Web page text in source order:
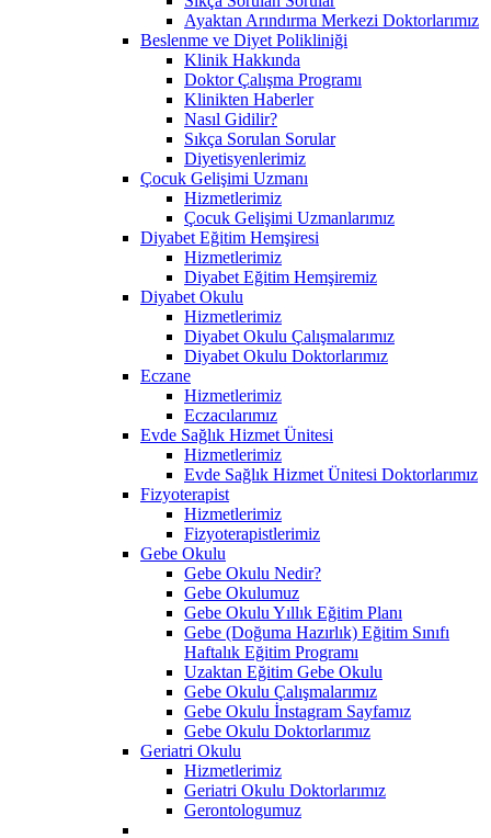
Ayaktan Arındırma Merkezi Doktorlarımız
Beslenme ve Diyet Polikliniği
Klinik Hakkında
Doktor Çalışma Programı
Klinikten Haberler
Nasıl Gidilir?
Sıkça Sorulan Sorular
Diyetisyenlerimiz
Çocuk Gelişimi Uzmanı
Hizmetlerimiz
Çocuk Gelişimi Uzmanlarımız
Diyabet Eğitim Hemşiresi
Hizmetlerimiz
Diyabet Eğitim Hemşiremiz
Diyabet Okulu
Hizmetlerimiz
Diyabet Okulu Çalışmalarımız
Diyabet Okulu Doktorlarımız
Eczane
Hizmetlerimiz
Eczacılarımız
Evde Sağlık Hizmet Ünitesi
Hizmetlerimiz
Evde Sağlık Hizmet Ünitesi Doktorlarımız
Fizyoterapist
Hizmetlerimiz
Fizyoterapistlerimiz
Gebe Okulu
Gebe Okulu Nedir?
Gebe Okulumuz
Gebe Okulu Yıllık Eğitim Planı
Gebe (Doğuma Hazırlık) Eğitim Sınıfı
Haftalık Eğitim Programı
Uzaktan Eğitim Gebe Okulu
Gebe Okulu Çalışmalarımız
Gebe Okulu İnstagram Sayfamız
Gebe Okulu Doktorlarımız
Geriatri Okulu
Hizmetlerimiz
Geriatri Okulu Doktorlarımız
Gerontologumuz